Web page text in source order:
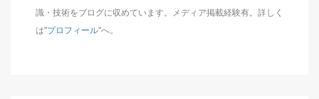
識・技術をブログに収めています。メディア掲載経験有。詳しく
は"プロフィール"へ。